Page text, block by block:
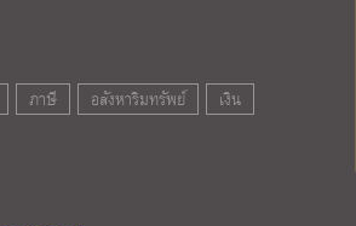
ภาษี อสังหาริมทรัพย์
เงิน